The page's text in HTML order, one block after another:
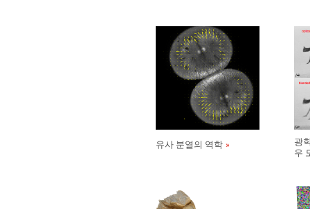
유사 분열의 역학
광
우